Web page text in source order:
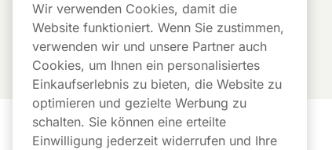
Noch kein Artikel.
Kundendienst Links
Wir verwenden Cookies, damit die
Website funktioniert. Wenn Sie zustimmen,
verwenden wir und unsere Partner auch
Cookies, um Ihnen ein personalisiertes
Einkaufserlebnis zu bieten, die Website zu
optimieren und gezielte Werbung zu
schalten. Sie können eine erteilte
Einwilligung jederzeit widerrufen und Ihre